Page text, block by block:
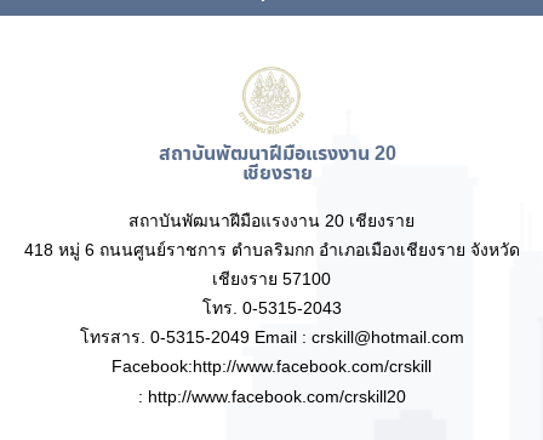
สถาบันพัฒนาฝีมือแรงงาน 20
เชียงราย
สถาบันพัฒนาฝีมือแรงงาน 20 เชียงราย
418 หมู่ 6 ถนนศูนย์ราชการ ตำบลริมกก อำเภอเมืองเชียงราย จังหวัด
เชียงราย 57100
โทร. 0-5315-2043
โทรสาร. 0-5315-2049 Email : crskill@hotmail.com
Facebook:http://www.facebook.com/crskill
: http://www.facebook.com/crskill20